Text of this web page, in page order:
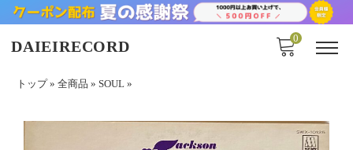
DAIEIRECORD 0
トップ» 全商品 » SOUL »